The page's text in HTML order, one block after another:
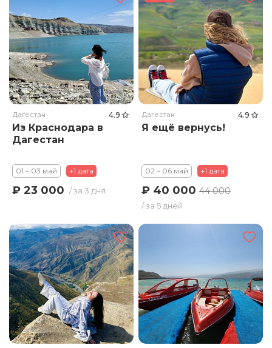
Дагестан 4.9
Из Краснодара в
Дагестан
01 – 03 май +1 дата
₽ 23 000 / за 3 дня
Дагестан 4.9
Я ещё вернусь!
02 – 06 май +1 дата
₽ 40 00044 000
/ за 5 дней